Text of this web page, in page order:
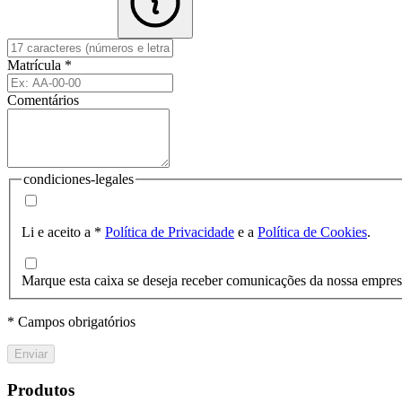
Matrícula *
Comentários
condiciones-legales
Li e aceito a * Política de Privacidade e a Política de Cookies.
Marque esta caixa se deseja receber comunicações da nossa
* Campos obrigatórios
Enviar
Produtos